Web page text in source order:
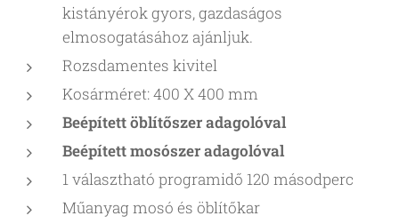
kistányérok gyors, gazdaságos
elmosogatásához ajánljuk.
Rozsdamentes kivitel
Kosárméret: 400 X 400 mm
Beépített öblítőszer adagolóval
Beépített mosószer adagolóval
1 választható programidő 120 másodperc
Műanyag mosó és öblítőkar